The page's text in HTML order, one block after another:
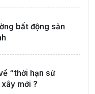
bất động sản
“thời hạn sử
mới ?